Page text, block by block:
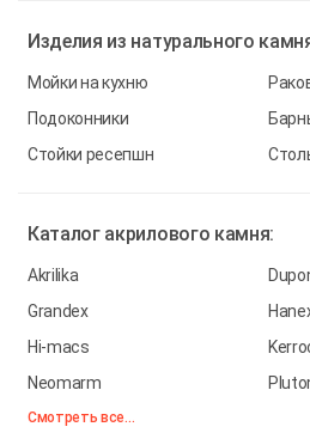
Изделия из натурального
Мойки на кухню
Подоконники
Стойки ресепшн
Каталог акрилового камня:
Akrilika
Grandex
Hi-macs
Neomarm
Смотреть все...